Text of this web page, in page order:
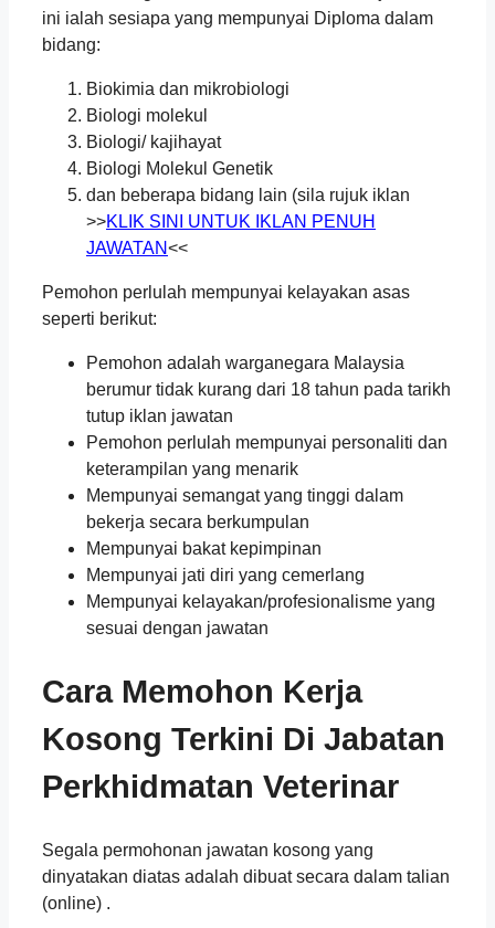
ini ialah sesiapa yang mempunyai Diploma dalam
bidang:
Biokimia dan mikrobiologi
Biologi molekul
Biologi/ kajihayat
Biologi Molekul Genetik
dan beberapa bidang lain (sila rujuk iklan
>>KLIK SINI UNTUK IKLAN PENUH
JAWATAN<<
Pemohon perlulah mempunyai kelayakan asas
seperti berikut:
Pemohon adalah warganegara Malaysia
berumur tidak kurang dari 18 tahun pada tarikh
tutup iklan jawatan
Pemohon perlulah mempunyai personaliti dan
keterampilan yang menarik
Mempunyai semangat yang tinggi dalam
bekerja secara berkumpulan
Mempunyai bakat kepimpinan
Mempunyai jati diri yang cemerlang
Mempunyai kelayakan/profesionalisme yang
sesuai dengan jawatan
Cara Memohon Kerja
Kosong Terkini Di Jabatan
Perkhidmatan Veterinar
Segala permohonan jawatan kosong yang
dinyatakan diatas adalah dibuat secara dalam talian
(online) .